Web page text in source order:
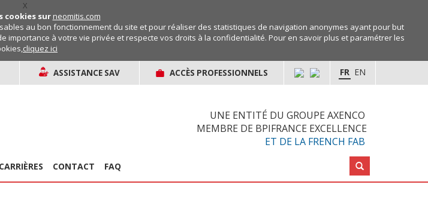
X
cookies sur neomitis.com
au bon fonctionnement du site et pour réaliser des statistiques de navigation anonymes ayant pour but
importance à votre vie privée et respecte vos droits à la confidentialité. Pour en savoir plus et paramétrer les
cliquez ici
ASSISTANCE SAV ACCÈS PROFESSIONNELS EN
FR
UNE ENTITÉ DU GROUPE AXENCO
MEMBRE DE BPIFRANCE EXCELLENCE
ET DE LA FRENCH FAB
CARRIÈRES CONTACT FAQ